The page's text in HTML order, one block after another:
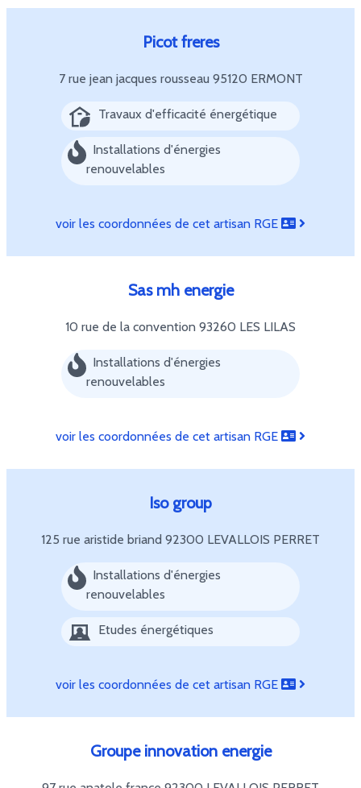
Picot freres
7 rue jean jacques rousseau 95120 ERMONT
Travaux d'efficacité énergétique
Installations d'énergies
renouvelables
voir les coordonnées de cet artisan RGE
Sas mh energie
10 rue de la convention 93260 LES LILAS
Installations d'énergies
renouvelables
voir les coordonnées de cet artisan RGE
Iso group
125 rue aristide briand 92300 LEVALLOIS PERRET
Installations d'énergies
renouvelables
Etudes énergétiques
voir les coordonnées de cet artisan RGE
Groupe innovation energie